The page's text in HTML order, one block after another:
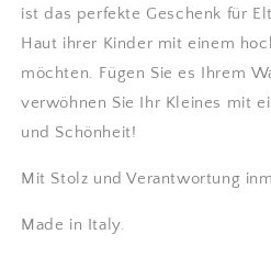
ist das perfekte Geschenk für
Haut ihrer Kinder mit einem
möchten. Fügen Sie es Ihrem
verwöhnen Sie Ihr Kleines mit
und Schönheit!
Mit Stolz und Verantwortung
Made in Italy.